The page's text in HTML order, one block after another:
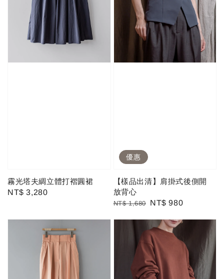
霧光塔夫綢立體打褶圓裙
Regular
NT$ 3,280
優惠
【樣品出清】肩掛式後側開
放背心
Regular
NT$ 1,680
Sale
NT$ 980